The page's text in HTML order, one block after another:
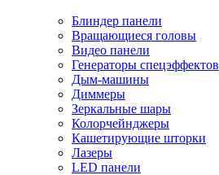
Блиндер панели
Вращающиеся головы
Видео панели
Генераторы спецэффектов
Дым-машины
Диммеры
Зеркальные шары
Колорчейнджеры
Кашетирующие шторки
Лазеры
LED панели